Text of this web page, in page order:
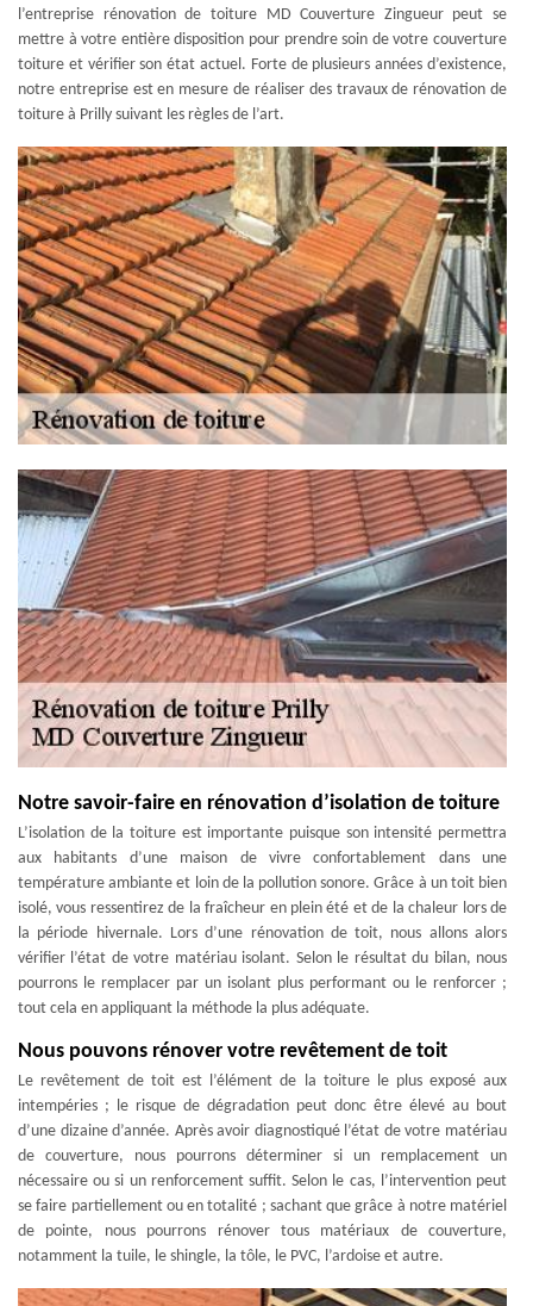
l’entreprise rénovation de toiture MD Couverture Zingueur peut se
mettre à votre entière disposition pour prendre soin de votre couverture
toiture et vérifier son état actuel. Forte de plusieurs années d’existence,
notre entreprise est en mesure de réaliser des travaux de rénovation de
toiture à Prilly suivant les règles de l’art.
Notre savoir-faire en rénovation d’isolation de toiture
L’isolation de la toiture est importante puisque son intensité permettra
aux habitants d’une maison de vivre confortablement dans une
température ambiante et loin de la pollution sonore. Grâce à un toit bien
isolé, vous ressentirez de la fraîcheur en plein été et de la chaleur lors de
la période hivernale. Lors d’une rénovation de toit, nous allons alors
vérifier l’état de votre matériau isolant. Selon le résultat du bilan, nous
pourrons le remplacer par un isolant plus performant ou le renforcer ;
tout cela en appliquant la méthode la plus adéquate.
Nous pouvons rénover votre revêtement de toit
Le revêtement de toit est l’élément de la toiture le plus exposé aux
intempéries ; le risque de dégradation peut donc être élevé au bout
d’une dizaine d’année. Après avoir diagnostiqué l’état de votre matériau
de couverture, nous pourrons déterminer si un remplacement un
nécessaire ou si un renforcement suffit. Selon le cas, l’intervention peut
se faire partiellement ou en totalité ; sachant que grâce à notre matériel
de pointe, nous pourrons rénover tous matériaux de couverture,
notamment la tuile, le shingle, la tôle, le PVC, l’ardoise et autre.